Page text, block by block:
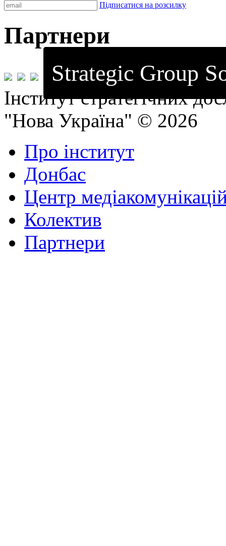
Підписатися на розсилку
Партнери
Strategic Group
Інститут стратегічних
"Нова Україна" © 2026
Про інститут
Донбас
Центр
Колектив
Партнери